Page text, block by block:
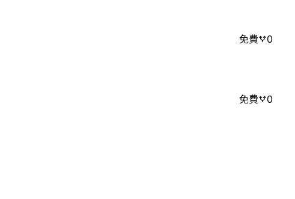
免費 0
免費 0